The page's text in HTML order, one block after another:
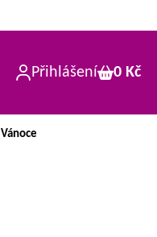
Přihlášení 0 Kč
Vánoce